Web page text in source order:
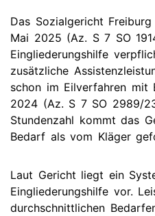
Das Sozialgericht
Mai 2025 (Az. S 7 SO
Eingliederungshilfe
zusätzliche
schon im Eilverfahren mit
2024 (Az. S 7 SO 2989/
Stundenzahl kommt das
Bedarf als vom Kläger
Laut Gericht liegt ein
Eingliederungshilfe vor.
durchschnittlichen